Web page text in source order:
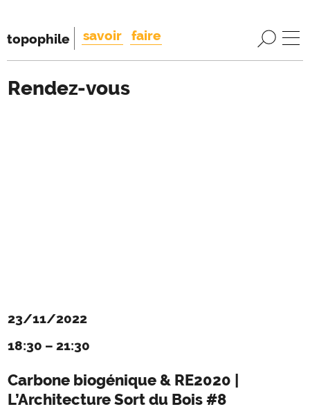
topophile savoir faire
Rendez-vous
23/11/2022
18:30 – 21:30
Carbone biogénique & RE2020 |
L’Architecture Sort du Bois #8